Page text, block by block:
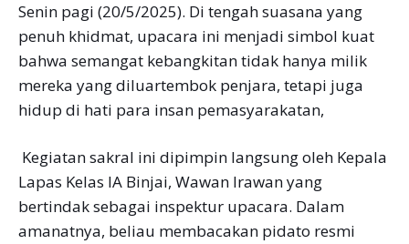
Senin pagi (20/5/2025). Di tengah suasana yang
penuh khidmat, upacara ini menjadi simbol kuat
bahwa semangat kebangkitan tidak hanya milik
mereka yang diluartembok penjara, tetapi juga
hidup di hati para insan pemasyarakatan,
Kegiatan sakral ini dipimpin langsung oleh Kepala
Lapas Kelas IA Binjai, Wawan lrawan yang
bertindak sebagai inspektur upacara. Dalam
amanatnya, beliau membacakan pidato resmi